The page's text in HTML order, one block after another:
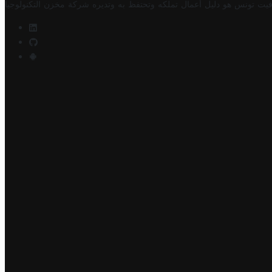
تونس هو دليل أعمال تملكه وتحتفظ به وتديره شركة مخزن التكنولوجيا